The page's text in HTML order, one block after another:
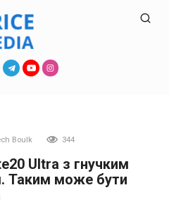
Boulk 344
Ultra з гнучким
Таким може бути